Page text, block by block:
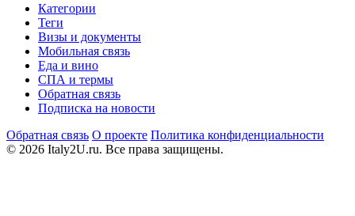
Категории
Теги
Визы и документы
Мобильная связь
Еда и вино
СПА и термы
Обратная связь
Подписка на новости
Обратная связь О проекте Политика конфиденциальности
© 2026 Italy2U.ru. Все права защищены.